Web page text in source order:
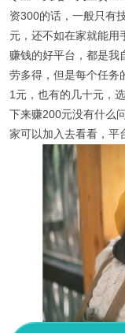
资300的话，一般只有
元，还不如在家就能用
赚钱的好平台，都是我
劳多得，但是每个任务
1元，也有的几十元，
下来赚200元没有什么
家可以加入去看看，平